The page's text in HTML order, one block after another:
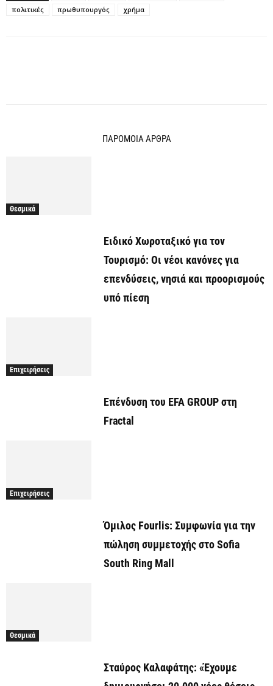
πολιτικές
πρωθυπουργός χρήμα
ΠΑΡΟΜΟΙΑ ΑΡΘΡΑ
Θεσμικά
Ειδικό Χωροταξικό για τον
Τουρισμό: Οι νέοι κανόνες για
επενδύσεις, νησιά και προορισμούς
υπό πίεση
Επιχειρήσεις
Επένδυση του EFA GROUP στη
Fractal
Επιχειρήσεις
Όμιλος Fourlis: Συμφωνία για την
πώληση συμμετοχής στο Sofia
South Ring Mall
Θεσμικά
Σταύρος Καλαφάτης: «Έχουμε